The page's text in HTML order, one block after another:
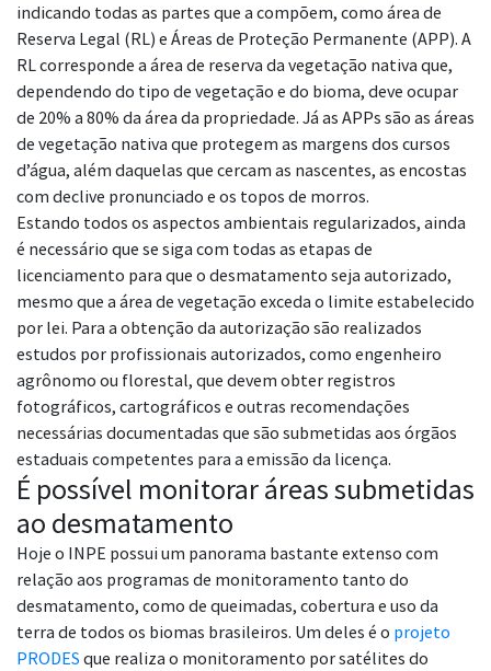
indicando todas as partes que a compõem, como área de
Reserva Legal (RL) e Áreas de Proteção Permanente (APP). A
RL corresponde a área de reserva da vegetação nativa que,
dependendo do tipo de vegetação e do bioma, deve ocupar
de 20% a 80% da área da propriedade. Já as APPs são as áreas
de vegetação nativa que protegem as margens dos cursos
d’água, além daquelas que cercam as nascentes, as encostas
com declive pronunciado e os topos de morros.
Estando todos os aspectos ambientais regularizados, ainda
é necessário que se siga com todas as etapas de
licenciamento para que o desmatamento seja autorizado,
mesmo que a área de vegetação exceda o limite estabelecido
por lei. Para a obtenção da autorização são realizados
estudos por profissionais autorizados, como engenheiro
agrônomo ou florestal, que devem obter registros
fotográficos, cartográficos e outras recomendações
necessárias documentadas que são submetidas aos órgãos
estaduais competentes para a emissão da licença.
É possível monitorar áreas submetidas
ao desmatamento
Hoje o INPE possui um panorama bastante extenso com
relação aos programas de monitoramento tanto do
desmatamento, como de queimadas, cobertura e uso da
terra de todos os biomas brasileiros. Um deles é o projeto
PRODES que realiza o monitoramento por satélites do